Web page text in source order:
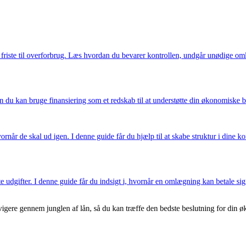
til overforbrug. Læs hvordan du bevarer kontrollen, undgår unødige
kan bruge finansiering som et redskab til at understøtte din økonomiske
de skal ud igen. I denne guide får du hjælp til at skabe struktur i dine
I denne guide får du indsigt i, hvornår en omlægning kan betale
gennem junglen af lån, så du kan træffe den bedste beslutning for din